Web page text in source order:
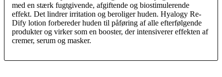
med en stærk fugtgivende, afgiftende og biostimulerende
effekt. Det lindrer irritation og beroliger huden. Hyalogy Re-
Dify lotion forbereder huden til påføring af alle efterfølgende
produkter og virker som en booster, der intensiverer effekten af ​​
cremer, serum og masker.